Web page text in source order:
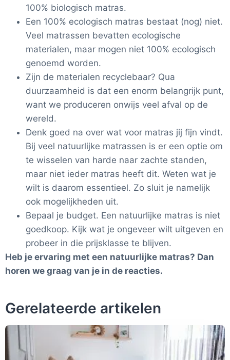
100% biologisch matras.
Een 100% ecologisch matras bestaat (nog) niet.
Veel matrassen bevatten ecologische
materialen, maar mogen niet 100% ecologisch
genoemd worden.
Zijn de materialen recyclebaar? Qua
duurzaamheid is dat een enorm belangrijk punt,
want we produceren onwijs veel afval op de
wereld.
Denk goed na over wat voor matras jij fijn vindt.
Bij veel natuurlijke matrassen is er een optie om
te wisselen van harde naar zachte standen,
maar niet ieder matras heeft dit. Weten wat je
wilt is daarom essentieel. Zo sluit je namelijk
ook mogelijkheden uit.
Bepaal je budget. Een natuurlijke matras is niet
goedkoop. Kijk wat je ongeveer wilt uitgeven en
probeer in die prijsklasse te blijven.
Heb je ervaring met een natuurlijke matras? Dan
horen we graag van je in de reacties.
Gerelateerde artikelen